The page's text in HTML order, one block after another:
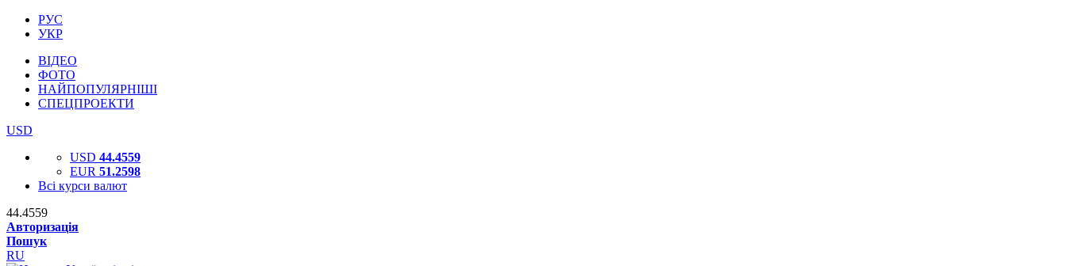
РУС
УКР
ВІДЕО
ФОТО
НАЙПОПУЛЯРНІШІ
СПЕЦПРОЕКТИ
USD
USD 44.4559
EUR 51.2598
Всі курси валют
44.4559
Авторизація
Пошук
RU